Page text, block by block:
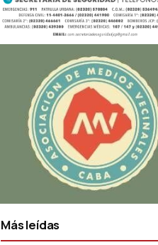
de Medios
Más leídas